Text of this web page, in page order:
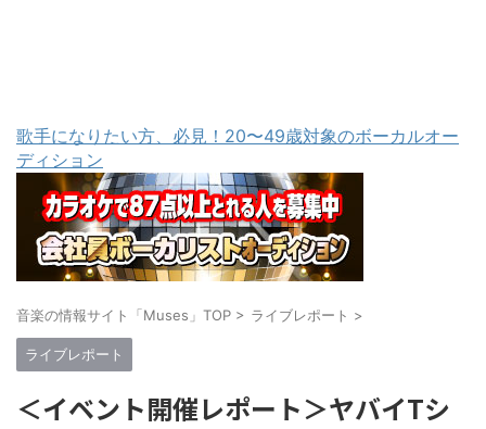
歌手になりたい方、必見！20〜49歳対象のボーカルオー
ディション
音楽の情報サイト「Muses」TOP > ライブレポート >
ライブレポート
＜イベント開催レポート＞ヤバイTシ